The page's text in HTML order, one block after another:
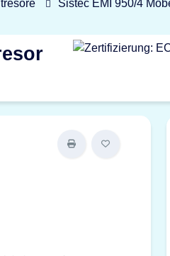
Sistec EMI 950/4